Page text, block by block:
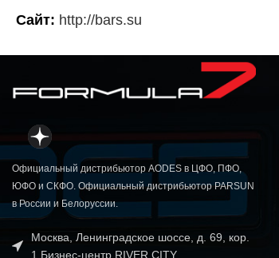
Сайт: http://bars.su
Официальный дистрибьютор AODES в ЦФО, ПФО,
ЮФО и СКФО. Официальный дистрибьютор PARSUN
в России и Белоруссии.
Москва, Ленинградское шоссе, д. 69, кор.
1 Бизнес-центр RIVER CITY